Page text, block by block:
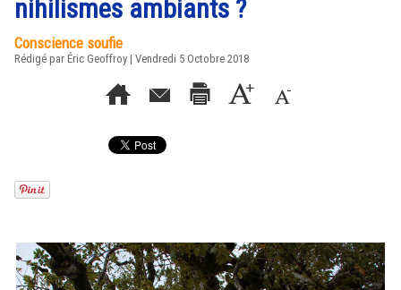
nihilismes ambiants ?
Conscience soufie
Rédigé par Éric Geoffroy | Vendredi 5 Octobre 2018